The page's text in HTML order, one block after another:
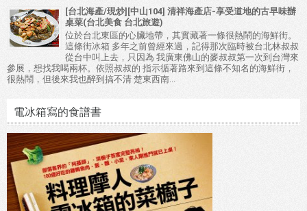
[台北海產/現炒][中山104] 清祥海產店-享受道地的古早味辦
桌菜(台北美食 台北旅遊)
位於台北東區的心臟地帶，其實藏著一條很熱鬧的海鮮街。
這條街冰箱 多年之前曾經來過，記得那次臨時被台北林叔叔
從台中叫上去，只因為 我廣東佛山的麥叔叔第一次到台灣來
參展，想找我喝兩杯。依照叔叔的 指示循著路來到這條不知名的海鮮街，
很熱鬧，但後來我也醉到搞不清 楚東西南...
電冰箱寫的食譜書